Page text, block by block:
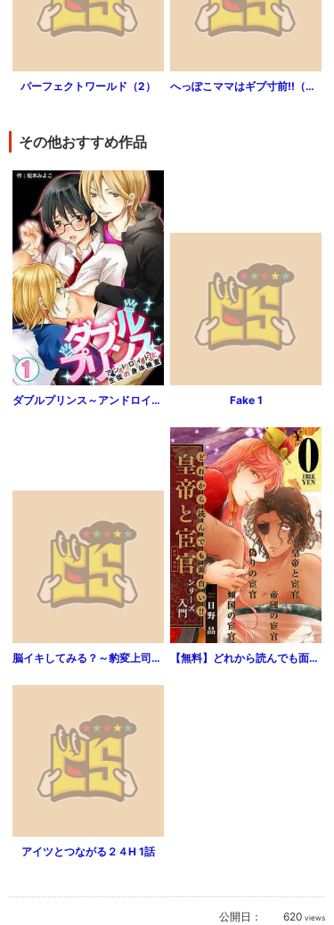
パーフェクトワールド（2） へっぽこママはギブ寸前!!（分冊版）（第1話）
その他おすすめ作品
ダブルプリンス～アンドロイドと生徒の身体検査～ 1巻 Fake 1
脳イキしてみる？～豹変上司の催眠エッチ（1） 【無料】どれから読んでも面白い！！「皇帝と宦官シリーズ」入門
アイツとつながる２４H 1話
公開日： 620 views